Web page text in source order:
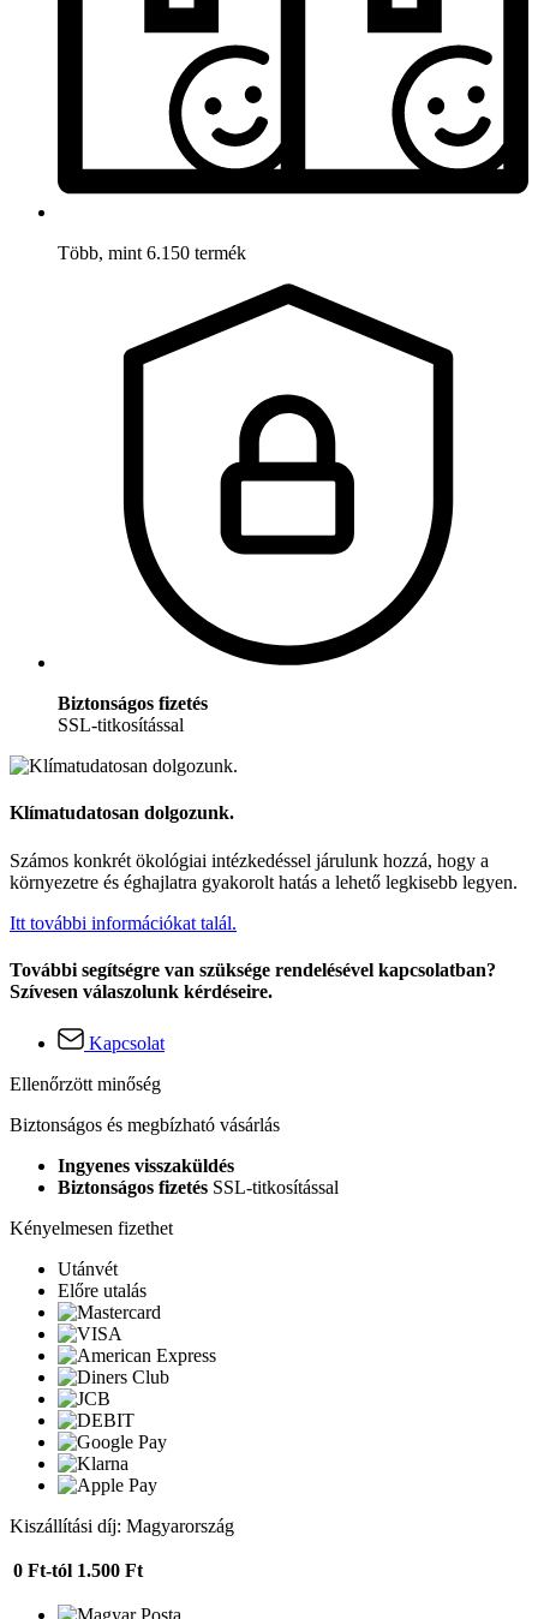
Több, mint 6.150 termék
Biztonságos fizetés
SSL-titkosítással
Klímatudatosan dolgozunk.
Számos konkrét ökológiai intézkedéssel járulunk hozzá, hogy a
környezetre és éghajlatra gyakorolt hatás a lehető legkisebb legyen.
Itt további információkat talál.
További segítségre van szüksége rendelésével kapcsolatban?
Szívesen válaszolunk kérdéseire.
Kapcsolat
Ellenőrzött minőség
Biztonságos és megbízható vásárlás
Ingyenes visszaküldés
Biztonságos fizetés SSL-titkosítással
Kényelmesen fizethet
Utánvét
Előre utalás
Kiszállítási díj: Magyarország
0 Ft-tól 1.500 Ft